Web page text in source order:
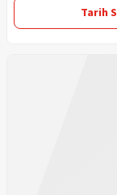
Tarih